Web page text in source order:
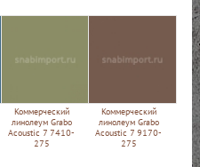
Коммерческий
линолеум Grabo
Acoustic 7 7410-
275
Коммерческий
линолеум Grabo
Acoustic 7 9170-
275